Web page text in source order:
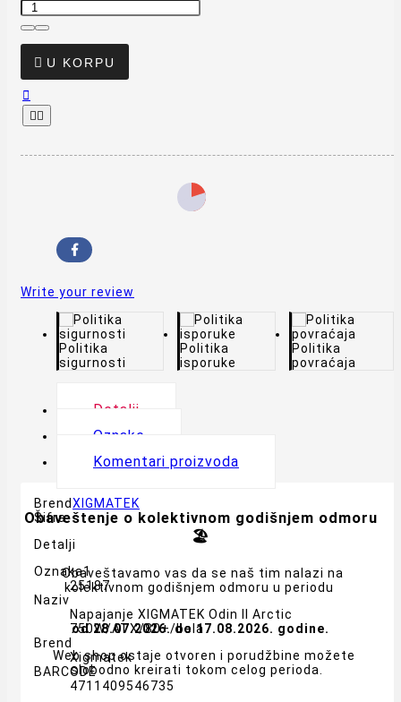
 U KORPU

 
Write your review
Politika
sigurnosti
Politika
isporuke
Politika
povraćaja
Detalji
Oznake
Komentari proizvoda
BrendXIGMATEK
Šifra
Detalji
Oznaka1
25187
Naziv
Napajanje XIGMATEK Odin II Arctic
750W/ATX/80+/bela
Brend
Xigmatek
BARCODE
4711409546735
Obaveštenje o kolektivnom godišnjem odmoru
🏖️
Obaveštavamo vas da se naš tim nalazi na
kolektivnom godišnjem odmoru u periodu
od 28.07.2026. do 17.08.2026. godine.
Web shop ostaje otvoren i porudžbine možete
slobodno kreirati tokom celog perioda.